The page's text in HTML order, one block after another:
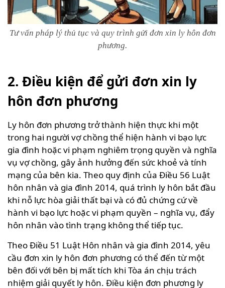
Tư vấn pháp lý thủ tục và quy trình gửi đơn xin ly hôn đơn
phương.
2. Điều kiện để gửi đơn xin ly
hôn đơn phương
Ly hôn đơn phương trở thành hiện thực khi một
trong hai người vợ chồng thể hiện hành vi bạo lực
gia đình hoặc vi phạm nghiêm trọng quyền và nghĩa
vụ vợ chồng, gây ảnh hưởng đến sức khoẻ và tính
mạng của bên kia. Theo quy định của Điều 56 Luật
hôn nhân và gia đình 2014, quá trình ly hôn bắt đầu
khi nỗ lực hòa giải thất bại và có đủ chứng cứ về
hành vi bạo lực hoặc vi phạm quyền – nghĩa vụ, đẩy
hôn nhân vào tình trạng không thể tiếp tục.
Theo Điều 51 Luật Hôn nhân và gia đình 2014, yêu
cầu đơn xin ly hôn đơn phương có thể đến từ một
bên đối với bên bị mất tích khi Tòa án chịu trách
nhiệm giải quyết ly hôn. Điều kiện đơn phương ly